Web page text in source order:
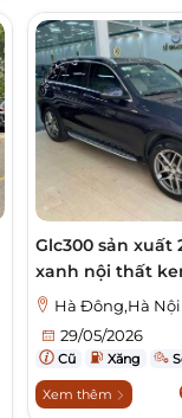
Glc300 sản xuất
xanh nội thất
Hà Đông,Hà Nội
29/05/2026
Cũ Xăng
Xem thêm